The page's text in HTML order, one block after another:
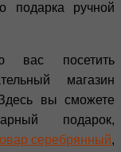
подарка ручной
вас посетить
магазин
вы сможете
подарок,
серебрянный,